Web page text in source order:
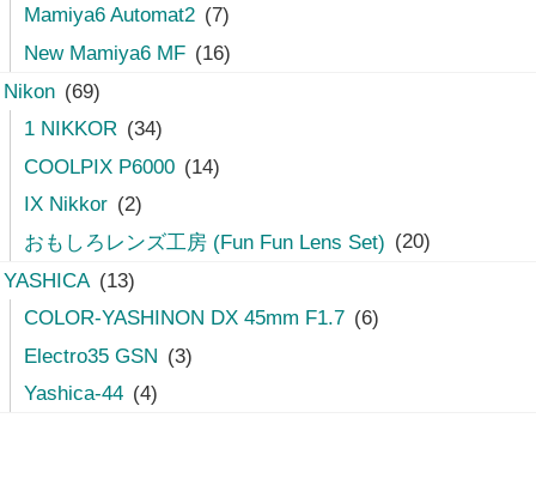
Mamiya6 Automat2 (7)
New Mamiya6 MF (16)
Nikon (69)
1 NIKKOR (34)
COOLPIX P6000 (14)
IX Nikkor (2)
おもしろレンズ工房 (Fun Fun Lens Set) (20)
YASHICA (13)
COLOR-YASHINON DX 45mm F1.7 (6)
Electro35 GSN (3)
Yashica-44 (4)